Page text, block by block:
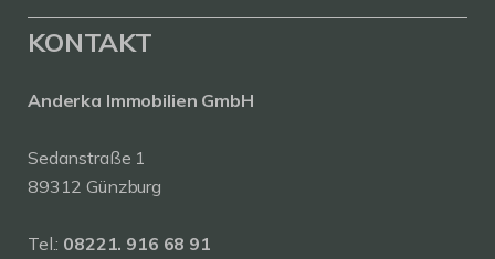
KONTAKT
Anderka Immobilien GmbH
Sedanstraße 1
89312 Günzburg
Tel.: 08221. 916 68 91